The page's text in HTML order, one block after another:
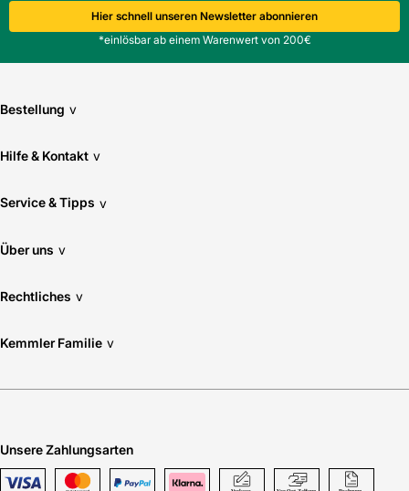
Hier schnell unseren Newsletter abonnieren
*einlösbar ab einem Warenwert von 200€
Bestellung v
Hilfe & Kontakt v
Service & Tipps v
Über uns v
Rechtliches v
Kemmler Familie v
Unsere Zahlungsarten